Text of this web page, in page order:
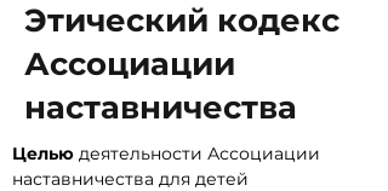
Этический кодекс
Ассоциации
наставничества
Целью деятельности Ассоциации
наставничества для детей